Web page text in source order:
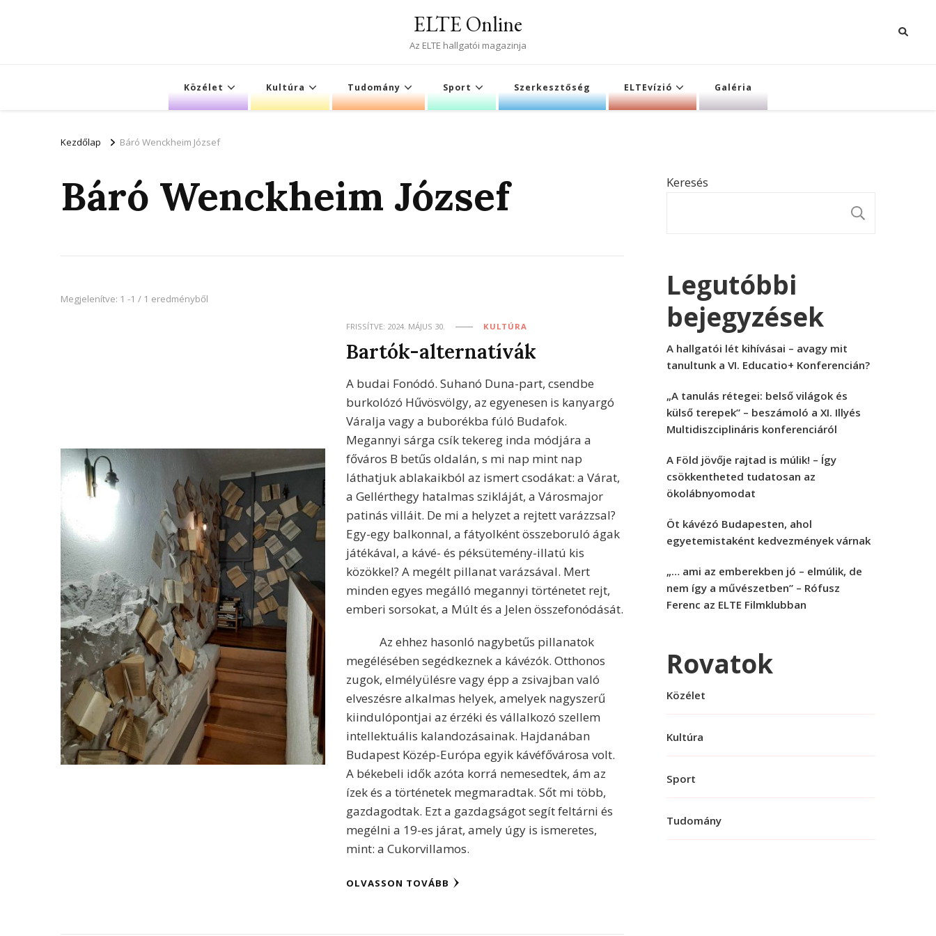
ELTE Online
Az ELTE hallgatói magazinja
Közélet Kultúra Tudomány Sport Szerkesztőség ELTEvízió Galéria
Kezdőlap Báró Wenckheim József
Báró Wenckheim József
Megjelenítve: 1 -1 / 1 eredményből
FRISSÍTVE: 2024. MÁJUS 30. KULTÚRA
Bartók-alternatívák
A budai Fonódó. Suhanó Duna-part, csendbe
burkolózó Hűvösvölgy, az egyenesen is kanyargó
Váralja vagy a buborékba fúló Budafok.
Megannyi sárga csík tekereg inda módjára a
főváros B betűs oldalán, s mi nap mint nap
láthatjuk ablakaikból az ismert csodákat: a Várat,
a Gellérthegy hatalmas szikláját, a Városmajor
patinás villáit. De mi a helyzet a rejtett varázzsal?
Egy-egy balkonnal, a fátyolként összeboruló ágak
játékával, a kávé- és péksütemény-illatú kis
közökkel? A megélt pillanat varázsával. Mert
minden egyes megálló megannyi történetet rejt,
emberi sorsokat, a Múlt és a Jelen összefonódását.
Az ehhez hasonló nagybetűs pillanatok
megélésében segédkeznek a kávézók. Otthonos
zugok, elmélyülésre vagy épp a zsivajban való
elveszésre alkalmas helyek, amelyek nagyszerű
kiindulópontjai az érzéki és vállalkozó szellem
intellektuális kalandozásainak. Hajdanában
Budapest Közép-Európa egyik kávéfővárosa volt.
A békebeli idők azóta korrá nemesedtek, ám az
ízek és a történetek megmaradtak. Sőt mi több,
gazdagodtak. Ezt a gazdagságot segít feltárni és
megélni a 19-es járat, amely úgy is ismeretes,
mint: a Cukorvillamos.
OLVASSON TOVÁBB
Keresés
Legutóbbi
bejegyzések
A hallgatói lét kihívásai – avagy mit
tanultunk a VI. Educatio+ Konferencián?
„A tanulás rétegei: belső világok és
külső terepek” – beszámoló a XI. Illyés
Multidiszciplináris konferenciáról
A Föld jövője rajtad is múlik! – Így
csökkentheted tudatosan az
ökolábnyomodat
Öt kávézó Budapesten, ahol
egyetemistaként kedvezmények várnak
„… ami az emberekben jó – elmúlik, de
nem így a művészetben” – Rófusz
Ferenc az ELTE Filmklubban
Rovatok
Közélet
Kultúra
Sport
Tudomány